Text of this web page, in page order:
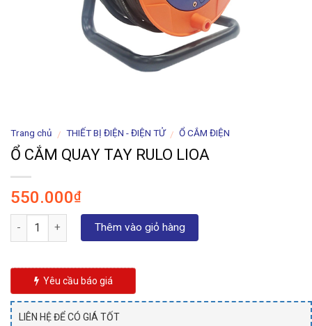
Trang chủ / THIẾT BỊ ĐIỆN - ĐIỆN TỬ / Ổ CẮM ĐIỆN
Ổ CẮM QUAY TAY RULO LIOA
550.000₫
Số lượng Thêm vào giỏ hàng
Yêu cầu báo giá
LIÊN HỆ ĐỂ CÓ GIÁ TỐT